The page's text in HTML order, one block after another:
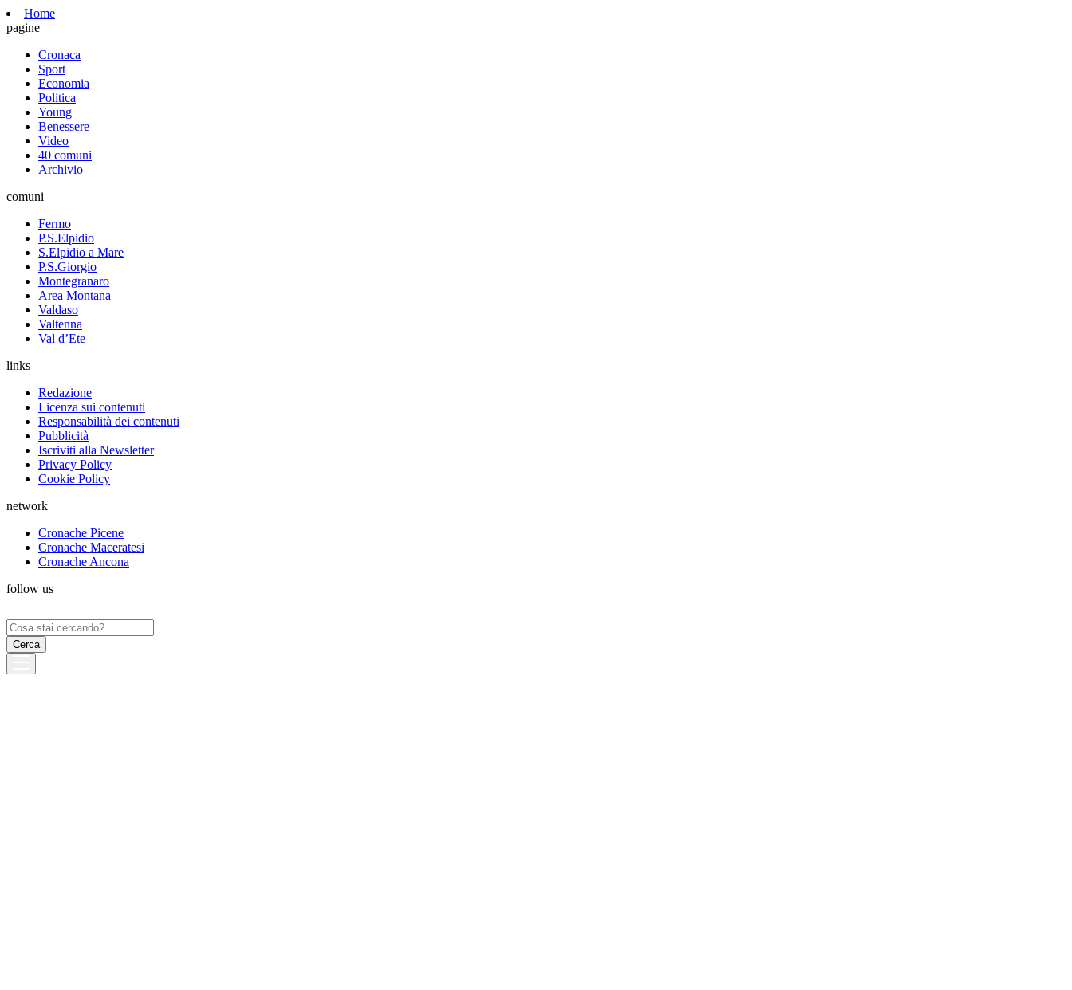
Home
pagine
Cronaca
Sport
Economia
Politica
Young
Benessere
Video
40 comuni
Archivio
comuni
Fermo
P.S.Elpidio
S.Elpidio a Mare
P.S.Giorgio
Montegranaro
Area Montana
Valdaso
Valtenna
Val d’Ete
links
Redazione
Licenza sui contenuti
Responsabilità dei contenuti
Pubblicità
Iscriviti alla Newsletter
Privacy Policy
Cookie Policy
network
Cronache Picene
Cronache Maceratesi
Cronache Ancona
follow us
Ricerca
per: